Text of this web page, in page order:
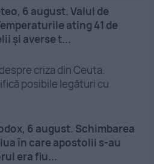
6 august. Valul de
ating 41 de
și averse t...
criza din Ceuta.
posibile legături cu
6 august. Schimbarea
în care apostolii s-au
era fiu...